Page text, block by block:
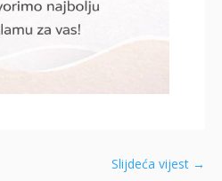
Slijdeća vijest→